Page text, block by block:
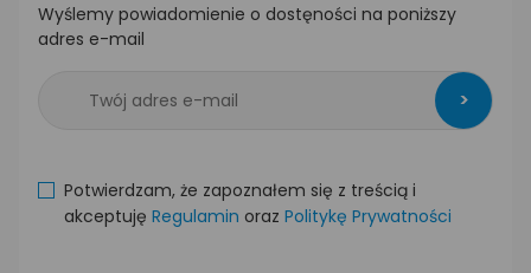
Wyślemy powiadomienie o dostęności na poniższy
adres e-mail
>
Potwierdzam, że zapoznałem się z treścią i
akceptuję Regulamin oraz Politykę Prywatności